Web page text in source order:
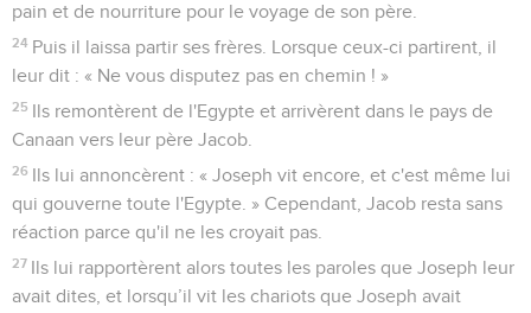
pain et de nourriture pour le voyage de son père.
24 Puis il laissa partir ses frères. Lorsque ceux-ci partirent, il
leur dit : « Ne vous disputez pas en chemin ! »
25 Ils remontèrent de l'Egypte et arrivèrent dans le pays de
Canaan vers leur père Jacob.
26 Ils lui annoncèrent : « Joseph vit encore, et c'est même lui
qui gouverne toute l'Egypte. » Cependant, Jacob resta sans
réaction parce qu'il ne les croyait pas.
27 Ils lui rapportèrent alors toutes les paroles que Joseph leur
avait dites, et lorsqu’il vit les chariots que Joseph avait